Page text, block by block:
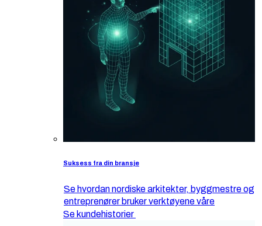
Suksess fra din bransje
Se hvordan nordiske arkitekter, byggmestre og
entreprenører bruker verktøyene våre
Se kundehistorier